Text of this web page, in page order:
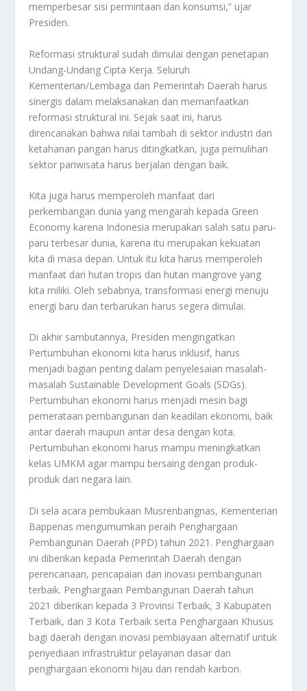
memperbesar sisi permintaan dan konsumsi,” ujar
Presiden.
Reformasi struktural sudah dimulai dengan penetapan
Undang-Undang Cipta Kerja. Seluruh
Kementerian/Lembaga dan Pemerintah Daerah harus
sinergis dalam melaksanakan dan memanfaatkan
reformasi struktural ini. Sejak saat ini, harus
direncanakan bahwa nilai tambah di sektor industri dan
ketahanan pangan harus ditingkatkan, juga pemulihan
sektor pariwisata harus berjalan dengan baik.
Kita juga harus memperoleh manfaat dari
perkembangan dunia yang mengarah kepada Green
Economy karena Indonesia merupakan salah satu paru-
paru terbesar dunia, karena itu merupakan kekuatan
kita di masa depan. Untuk itu kita harus memperoleh
manfaat dari hutan tropis dan hutan mangrove yang
kita miliki. Oleh sebabnya, transformasi energi menuju
energi baru dan terbarukan harus segera dimulai.
Di akhir sambutannya, Presiden mengingatkan
Pertumbuhan ekonomi kita harus inklusif, harus
menjadi bagian penting dalam penyelesaian masalah-
masalah Sustainable Development Goals (SDGs).
Pertumbuhan ekonomi harus menjadi mesin bagi
pemerataan pembangunan dan keadilan ekonomi, baik
antar daerah maupun antar desa dengan kota.
Pertumbuhan ekonomi harus mampu meningkatkan
kelas UMKM agar mampu bersaing dengan produk-
produk dari negara lain.
Di sela acara pembukaan Musrenbangnas, Kementerian
Bappenas mengumumkan peraih Penghargaan
Pembangunan Daerah (PPD) tahun 2021. Penghargaan
ini diberikan kepada Pemerintah Daerah dengan
perencanaan, pencapaian dan inovasi pembangunan
terbaik. Penghargaan Pembangunan Daerah tahun
2021 diberikan kepada 3 Provinsi Terbaik, 3 Kabupaten
Terbaik, dan 3 Kota Terbaik serta Penghargaan Khusus
bagi daerah dengan inovasi pembiayaan alternatif untuk
penyediaan infrastruktur pelayanan dasar dan
penghargaan ekonomi hijau dan rendah karbon.